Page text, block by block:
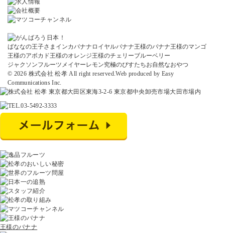
ばななの王子さま インカバナナ ロイヤルバナナ王様のバナナ王様のマンゴ
王様のアボカド王様のオレンジ王様のチェリーブルーベリー
ジャクソンフルーツ メイヤーレモン究極のぴすたちお自然なおやつ
© 2026 株式会社 松孝 All right reserved.Web produced byEasy
Communications Inc.
王様のバナナ